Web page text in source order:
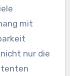
mit
nur die